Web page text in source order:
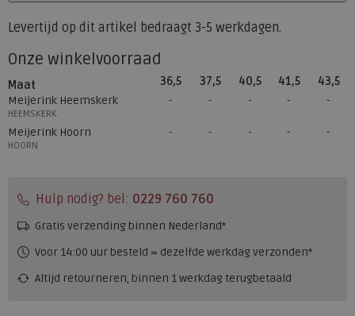
Levertijd op dit artikel bedraagt 3-5 werkdagen.
Onze winkelvoorraad
Maat 36,5 37,5 40,5 41,5
43,5
Meijerink Heemskerk
HEEMSKERK
Meijerink Hoorn
HOORN
Hulp nodig? bel: 0229 760 760
Gratis verzending binnen Nederland*
Voor 14:00 uur besteld = dezelfde werkdag verzonden*
Altijd retourneren, binnen 1 werkdag terugbetaald